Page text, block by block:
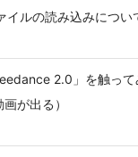
イルの読み込みについ
2.0」を触っ
が出る）